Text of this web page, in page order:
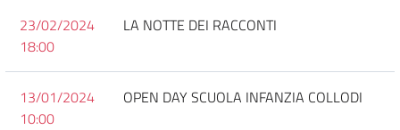
23/02/2024
18:00
LA NOTTE DEI RACCONTI
13/01/2024
10:00
OPEN DAY SCUOLA INFANZIA COLLODI